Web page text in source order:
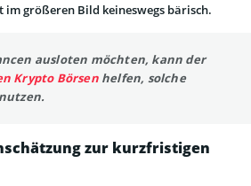
größeren Bild keineswegs bärisch.
ausloten möchten, kann der
Krypto Börsenhelfen, solche
zur kurzfristigen